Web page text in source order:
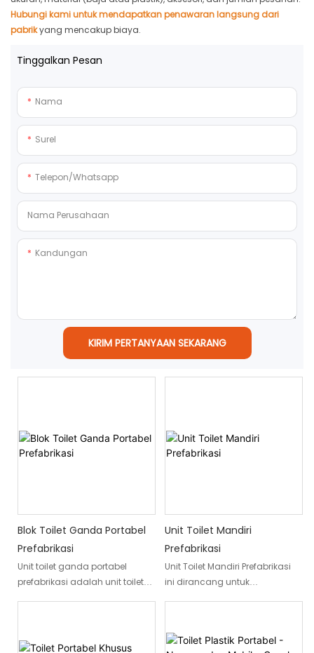
Hubungi kami untuk mendapatkan penawaran langsung dari
pabrikyang mencakup biaya.
Tinggalkan Pesan
Nama
Surel
Telepon/whatsapp
Nama Perusahaan
Kandungan
KIRIM PERTANYAAN SEKARANG
Blok Toilet Ganda Portabel
Prefabrikasi
Unit toilet ganda portabel
prefabrikasi adalah unit toilet
atau toilet jongkok menjadi
Unit Toilet Mandiri
Prefabrikasi
Unit Toilet Mandiri Prefabrikasi
ini dirancang untuk
unit kamar mandi modular